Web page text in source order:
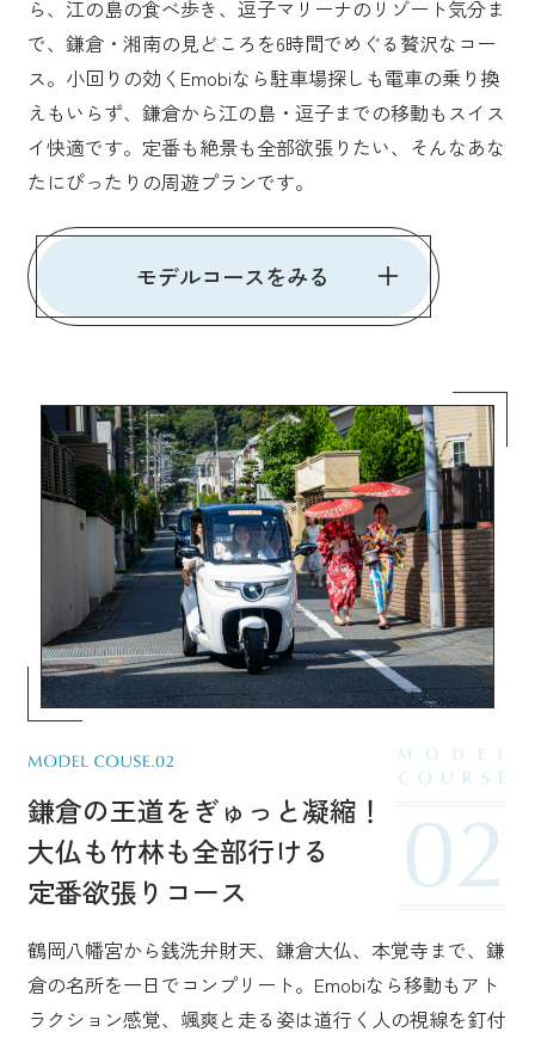
ら、江の島の食べ歩き、逗子マリーナのリゾート気分ま
で、鎌倉・湘南の見どころを6時間でめぐる贅沢なコー
ス。小回りの効くEmobiなら駐車場探しも電車の乗り換
えもいらず、鎌倉から江の島・逗子までの移動もスイス
イ快適です。定番も絶景も全部欲張りたい、そんなあな
たにぴったりの周遊プランです。
モデルコースをみる
鎌倉の王道をぎゅっと凝縮！
大仏も竹林も全部行ける
定番欲張りコース
鶴岡八幡宮から銭洗弁財天、鎌倉大仏、本覚寺まで、鎌
倉の名所を一日でコンプリート。Emobiなら移動もアト
ラクション感覚、颯爽と走る姿は道行く人の視線を釘付